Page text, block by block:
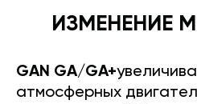
ИЗМЕНЕНИЕ
GAN GA/GA+
атмосферных